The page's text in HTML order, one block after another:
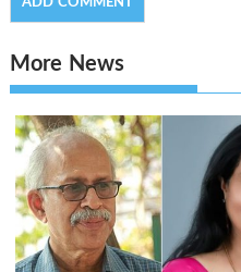
More News